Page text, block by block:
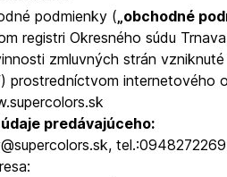
podmienky ( „obchodné
registri Okresného súdu
zmluvných strán
) prostredníctvom internetového
predávajúceho:
, tel.:0948272269